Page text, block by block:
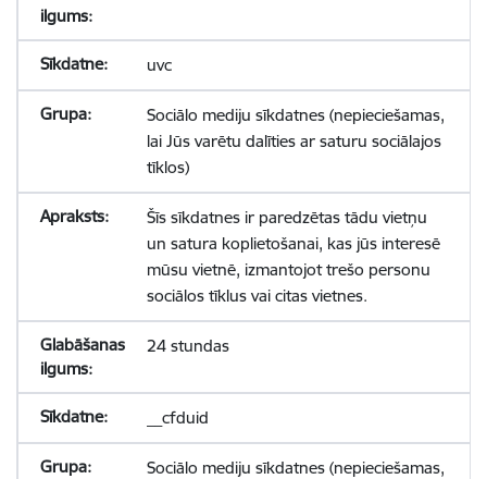
uvc
Sociālo mediju sīkdatnes (nepieciešamas,
lai Jūs varētu dalīties ar saturu sociālajos
tīklos)
Šīs sīkdatnes ir paredzētas tādu vietņu
un satura koplietošanai, kas jūs interesē
mūsu vietnē, izmantojot trešo personu
sociālos tīklus vai citas vietnes.
24 stundas
__cfduid
Sociālo mediju sīkdatnes (nepieciešamas,